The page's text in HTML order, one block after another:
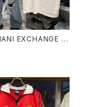
EXCHANGE Pl